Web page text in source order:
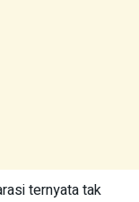
ternyata tak